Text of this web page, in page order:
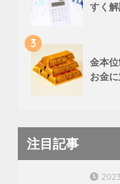
すく
3
金本
お金
注目記事